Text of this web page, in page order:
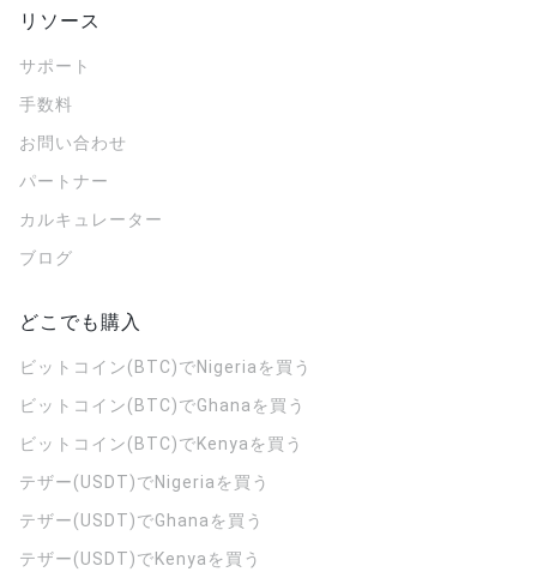
リソース
サポート
手数料
お問い合わせ
パートナー
カルキュレーター
ブログ
どこでも購入
ビットコイン(BTC)でNigeriaを買う
ビットコイン(BTC)でGhanaを買う
ビットコイン(BTC)でKenyaを買う
テザー(USDT)でNigeriaを買う
テザー(USDT)でGhanaを買う
テザー(USDT)でKenyaを買う